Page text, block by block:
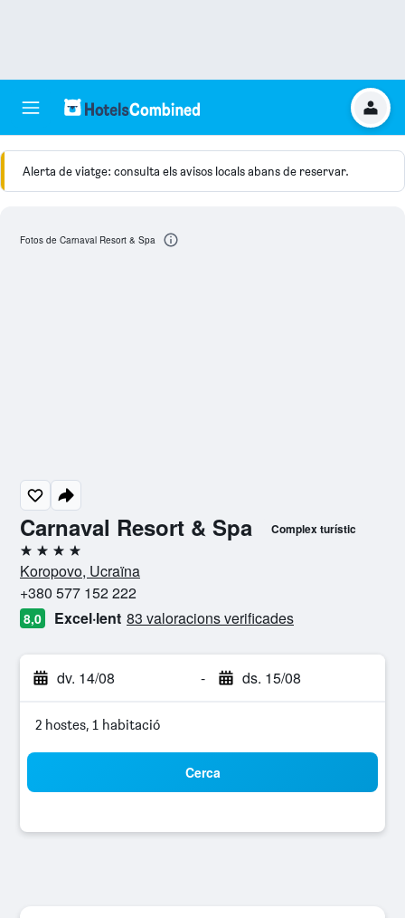
Alerta de viatge: consulta els avisos locals abans de reservar.
Carnaval Resort & Spa Complex turístic
4 estrelles
Koropovo, Ucraïna
+380 577 152 222
8,0 Excel·lent 83 valoracions verificades
dv. 14/08 - ds. 15/08
2 hostes, 1 habitació
Cerca
Fotos de Carnaval Resort & Spa